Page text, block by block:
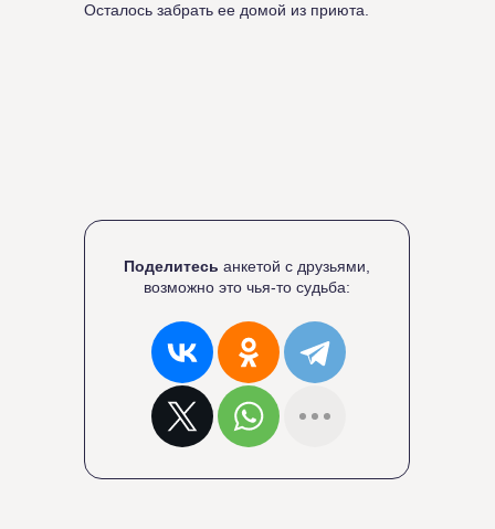
Осталось забрать ее домой из приюта.
Поделитесь анкетой с друзьями,
возможно это чья-то судьба: